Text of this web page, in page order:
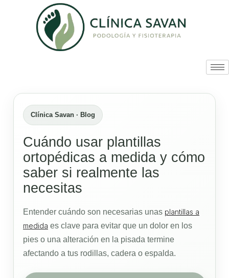
Clínica Savan · Blog
Cuándo usar plantillas
ortopédicas a medida y cómo
saber si realmente las
necesitas
Entender cuándo son necesarias unas plantillas a
medida es clave para evitar que un dolor en los
pies o una alteración en la pisada termine
afectando a tus rodillas, cadera o espalda.